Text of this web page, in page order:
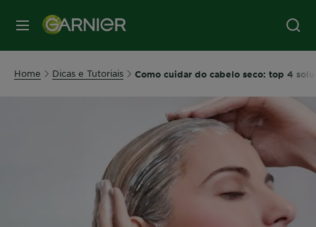
MENU
Home Dicas e Tutoriais Como cuidar do cabelo seco: top 4